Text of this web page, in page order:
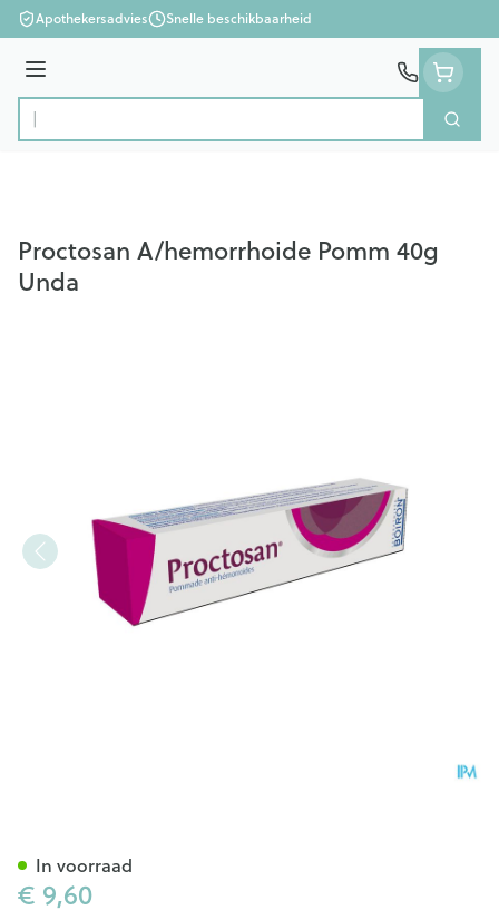
Ga naar de inhoud
Apothekersadvies Snelle beschikbaarheid
Menu
Product, merk, categorie...
Zoek
Proctosan A/hemorrhoide Pomm 40g
Unda
€ 9,60
In voorraad